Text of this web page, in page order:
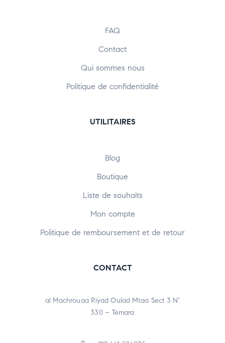
FAQ
Contact
Qui sommes nous
Politique de confidentialité
UTILITAIRES
Blog
Boutique
Liste de souhaits
Mon compte
Politique de remboursement et de retour
CONTACT
al Machrouaa Riyad Oulad Mtaa Sect 3 N°
330 – Temara